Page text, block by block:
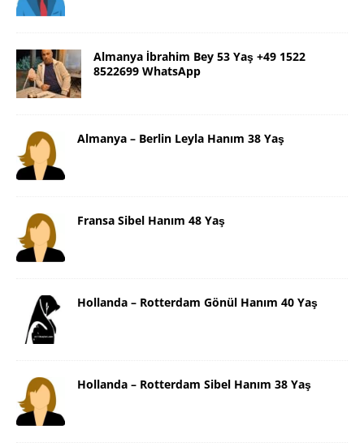
Almanya İbrahim Bey 53 Yaş +49 1522
8522699 WhatsApp
Almanya – Berlin Leyla Hanım 38 Yaş
Fransa Sibel Hanım 48 Yaş
Hollanda – Rotterdam Gönül Hanım 40 Yaş
Hollanda – Rotterdam Sibel Hanım 38 Yaş